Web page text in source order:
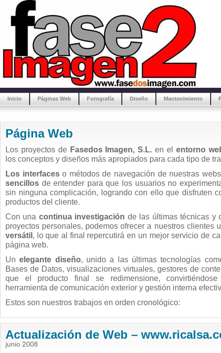
Inicio Páginas Web Fotografía Diseño Mantenimiento
Página Web
Los proyectos de Fasedos Imagen, S.L. en el entorno
los conceptos y diseños más apropiados para cada tipo de
Los interfaceso métodos de navegación de nuestras
sencillos de entender para que los usuarios no
sin ninguna complicación, logrando con ello que disfruten
productos del cliente.
Con una continua investigación de las últimas técnicas y
proyectos personales, podemos ofrecer a nuestros clientes
versátil, lo que al final repercutirá en un mejor servicio de
página web.
Unelegante diseño, unido a las últimas tecnologías
Bases de Datos, visualizaciones virtuales, gestores de
que el producto final se redimensione,
herramienta de comunicación exterior y gestión interna
Estos son nuestros trabajos en orden cronológico:
Actualización de Web –
junio 2008